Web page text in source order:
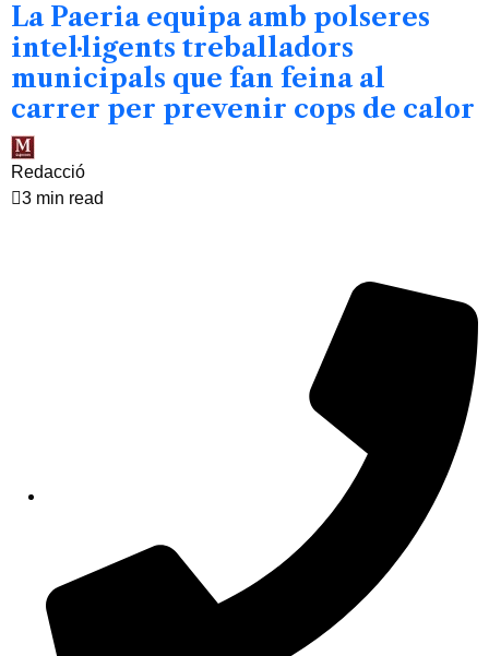
La Paeria equipa amb polseres
intel·ligents treballadors
municipals que fan feina al
carrer per prevenir cops de calor
Redacció
3 min read